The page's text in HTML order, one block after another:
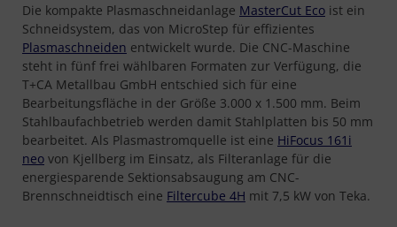
Die kompakte Plasmaschneidanlage MasterCut Eco ist ein
Schneidsystem, das von MicroStep für effizientes
Plasmaschneiden entwickelt wurde. Die CNC-Maschine
steht in fünf frei wählbaren Formaten zur Verfügung, die
T+CA Metallbau GmbH entschied sich für eine
Bearbeitungsfläche in der Größe 3.000 x 1.500 mm. Beim
Stahlbaufachbetrieb werden damit Stahlplatten bis 50 mm
bearbeitet. Als Plasmastromquelle ist eine HiFocus 161i
neo von Kjellberg im Einsatz, als Filteranlage für die
energiesparende Sektionsabsaugung am CNC-
Brennschneidtisch eine Filtercube 4H mit 7,5 kW von Teka.